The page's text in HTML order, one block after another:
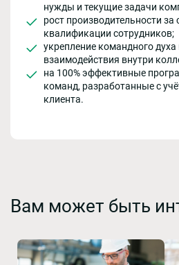
нужды и текущие задачи
рост производительности
квалификации сотрудников;
укрепление командного
взаимодействия внутри
на 100% эффективные
команд, разработанные с
клиента.
Вам может быть